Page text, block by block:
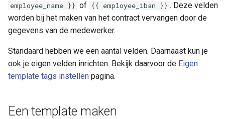
n
i
t
employee_name }} of {{ employee_iban }} . Deze velden
worden bij het maken van het contract vervangen door de
gegevens van de medewerker.
Standaard hebben we een aantal velden. Daarnaast kun je
ook je eigen velden inrichten. Bekijk daarvoor de Eigen
template tags instellen pagina.
Een template maken